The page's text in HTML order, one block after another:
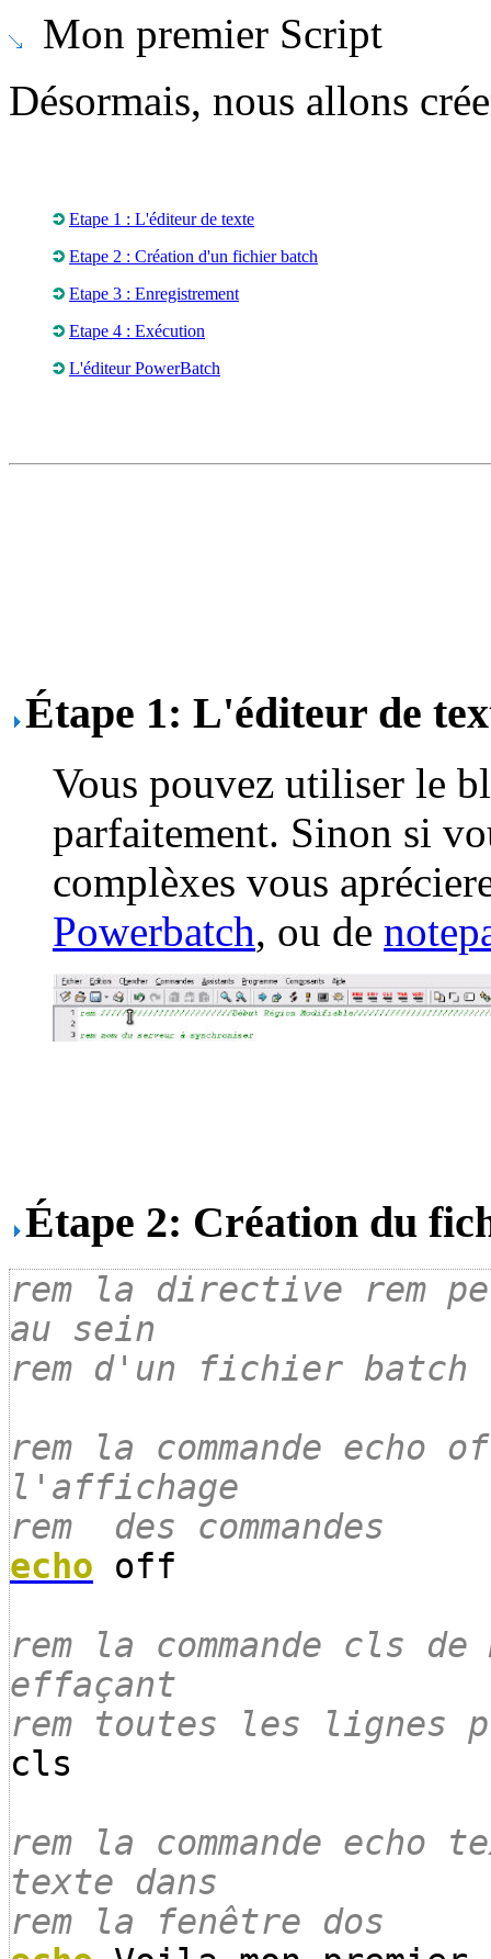
Mon premier Script
Désormais, nous allons
Etape 1 : L'éditeur de texte
Etape 2 : Création d'un fichier batch
Etape 3 : Enregistrement
Etape 4 : Exécution
L'éditeur PowerBatch
Étape 1: L'éditeur de
Vous pouvez utiliser le
parfaitement. Sinon si
complèxes vous
Powerbatch, ou de
Étape 2: Création du
rem la directive rem
au sein
rem d'un fichier batch
rem la commande echo
l'affichage
rem des commandes
echo off
rem la commande cls
effaçant
rem toutes les lignes
cls
rem la commande
texte dans
rem la fenêtre dos